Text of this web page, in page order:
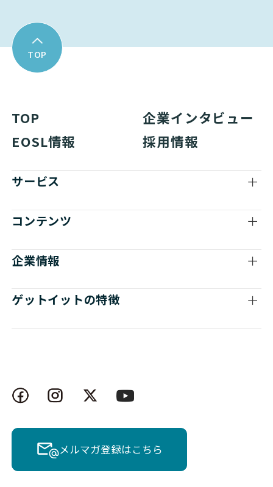
TOP
TOP
企業インタビュー
EOSL情報
採用情報
サービス
コンテンツ
企業情報
ゲットイットの特徴
メルマガ登録はこちら